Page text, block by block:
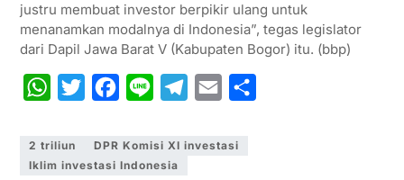
justru membuat investor berpikir ulang untuk
menanamkan modalnya di Indonesia”, tegas legislator
dari Dapil Jawa Barat V (Kabupaten Bogor) itu. (bbp)
W
a
t
t
c
e
n
e
l
a
2 triliun
DPR Komisi XI investasi
Iklim investasi Indonesia